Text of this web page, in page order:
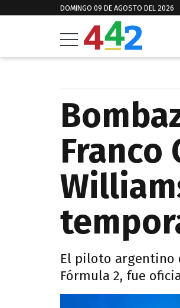
DOMINGO 09 DE AGOSTO DEL 2026
Franco
El piloto argentino
Fórmula 2, fue